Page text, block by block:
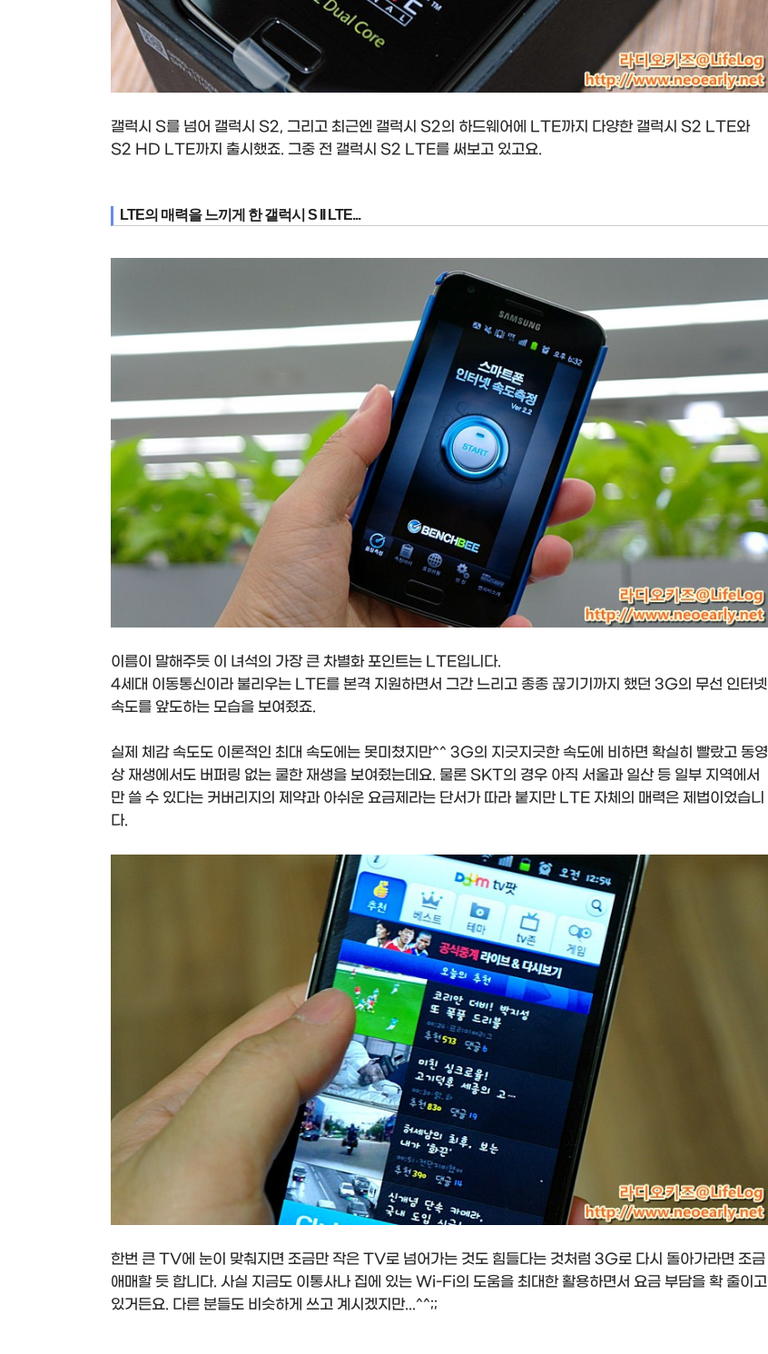
갤럭시 S를 넘어 갤럭시 S2, 그리고 최근엔 갤럭시 S2의 하드웨어에 LTE까지 다양한 갤럭시 S2 LTE와
S2 HD LTE까지 출시했죠. 그중 전 갤럭시 S2 LTE를 써보고 있고요.
LTE의 매력을 느끼게 한 갤럭시 S II LTE...
이름이 말해주듯 이 녀석의 가장 큰 차별화 포인트는 LTE입니다.
4세대 이동통신이라 불리우는 LTE를 본격 지원하면서 그간 느리고 종종 끊기기까지 했던 3G의 무선 인터넷
속도를 앞도하는 모습을 보여줬죠.
실제 체감 속도도 이론적인 최대 속도에는 못미쳤지만^^ 3G의 지긋지긋한 속도에 비하면 확실히 빨랐고 동영
상 재생에서도 버퍼링 없는 쿨한 재생을 보여줬는데요. 물론 SKT의 경우 아직 서울과 일산 등 일부 지역에서
만 쓸 수 있다는 커버리지의 제약과 아쉬운 요금제라는 단서가 따라 붙지만 LTE 자체의 매력은 제법이었습니
다.
한번 큰 TV에 눈이 맞춰지면 조금만 작은 TV로 넘어가는 것도 힘들다는 것처럼 3G로 다시 돌아가라면 조금
애매할 듯 합니다. 사실 지금도 이통사나 집에 있는 Wi-Fi의 도움을 최대한 활용하면서 요금 부담을 확 줄이고
있거든요. 다른 분들도 비슷하게 쓰고 계시겠지만...^^;;